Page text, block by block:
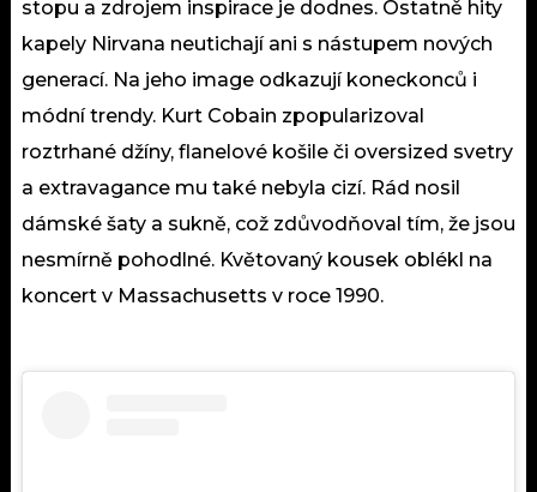
stopu a zdrojem inspirace je dodnes. Ostatně hity
kapely Nirvana neutichají ani s nástupem nových
generací. Na jeho image odkazují koneckonců i
módní trendy. Kurt Cobain zpopularizoval
roztrhané džíny, flanelové košile či oversized svetry
a extravagance mu také nebyla cizí. Rád nosil
dámské šaty a sukně, což zdůvodňoval tím, že jsou
nesmírně pohodlné. Květovaný kousek oblékl na
koncert v Massachusetts v roce 1990.